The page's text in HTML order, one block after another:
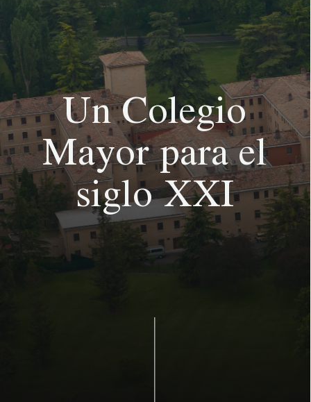
Un Colegio
Mayor para el
siglo XXI